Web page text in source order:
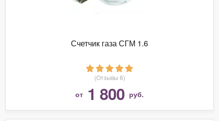
Счетчик газа СГМ 1.6
(Отзывы 6)
от 1 800 руб.